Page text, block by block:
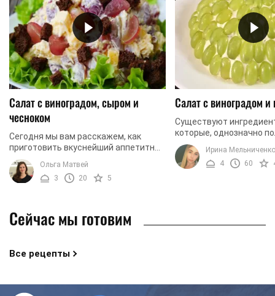
Салат с виноградом, сыром и
чесноком
Сегодня мы вам расскажем, как
приготовить вкуснейший аппетитный
салат, который называется «Сырный
принц». В состав этого блюда входит
сыр, который ...
Ольга Матвей
3
20 5
Салат с виноградом и
Существуют
которые, однозначно
некий «сумасшедший»
сочетание
может пугать, ...
Ирина Мельниченко
4
60
Сейчас мы готовим
Все рецепты